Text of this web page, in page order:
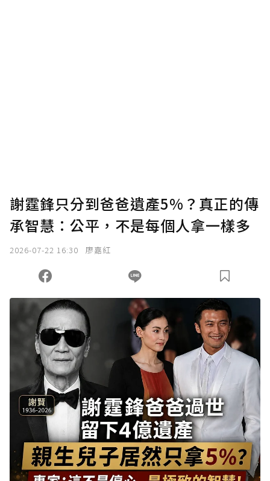
謝霆鋒只分到爸爸遺產5%？真正的傳
承智慧：公平，不是每個人拿一樣多
2026-07-22 16:30 廖嘉紅